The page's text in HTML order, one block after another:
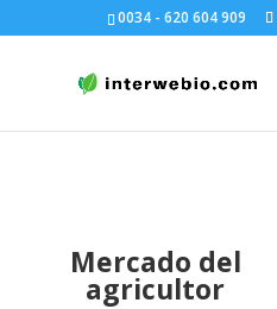
0034 - 620 604 909
Mercado del
agricultor